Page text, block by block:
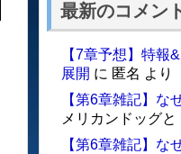
最新のコメン
【7章予想】特報
展開 に 匿名 より
【第6章雑記】な
メリカンドッグと
【第6章雑記】な